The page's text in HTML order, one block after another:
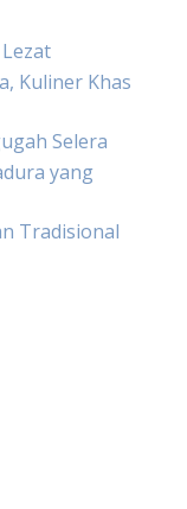
Kuliner Khas
Selera
yang
Tradisional